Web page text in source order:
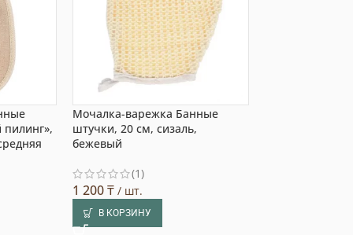
Мочалка-варежка Банные
штучки, 20 см, сизаль,
бежевый
(1)
1 200₸/ шт.
В КОРЗИНУ